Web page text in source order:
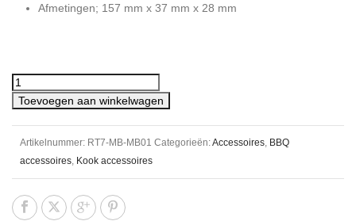
Afmetingen; 157 mm x 37 mm x 28 mm
Toevoegen aan winkelwagen
Artikelnummer: RT7-MB-MB01 Categorieën:Accessoires, BBQ
accessoires, Kook accessoires